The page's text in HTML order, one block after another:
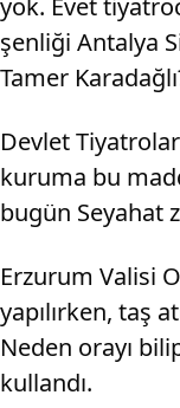
şenliği Antalya
Tamer
Devlet
kuruma bu
bugün Seyahat
Erzurum Valisi
yapılırken, taş
Neden orayı
kullandı.